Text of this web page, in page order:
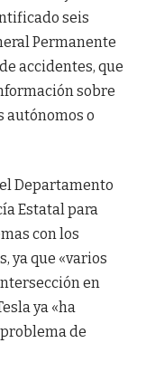
seis
Permanente
accidentes, que
sobre
autónomos o
Departamento
Estatal para
con los
ya que «varios
en
ya «ha
de